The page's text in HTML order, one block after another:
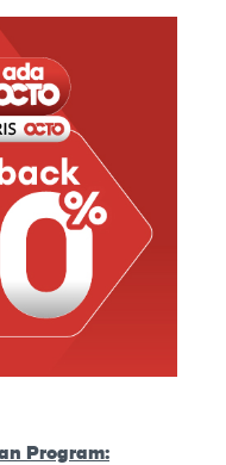
Program: